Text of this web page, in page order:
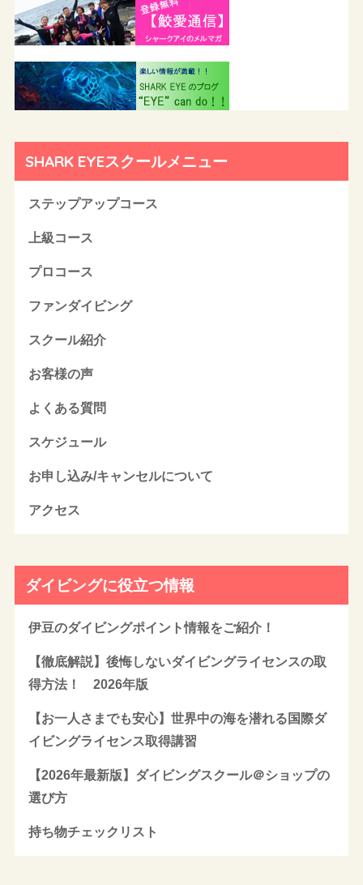
SHARK EYEスクールメニュー
ステップアップコース
上級コース
プロコース
ファンダイビング
スクール紹介
お客様の声
よくある質問
スケジュール
お申し込み/キャンセルについて
アクセス
ダイビングに役立つ情報
伊豆のダイビングポイント情報をご紹介！
【徹底解説】後悔しないダイビングライセンスの取
得方法！ 2026年版
【お一人さまでも安心】世界中の海を潜れる国際ダ
イビングライセンス取得講習
【2026年最新版】ダイビングスクール＠ショップの
選び方
持ち物チェックリスト